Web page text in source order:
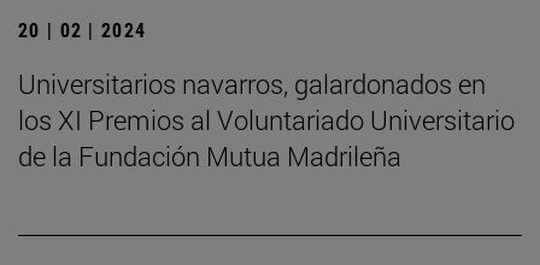
20 | 02 | 2024
Universitarios navarros, galardonados en
los XI Premios al Voluntariado Universitario
de la Fundación Mutua Madrileña